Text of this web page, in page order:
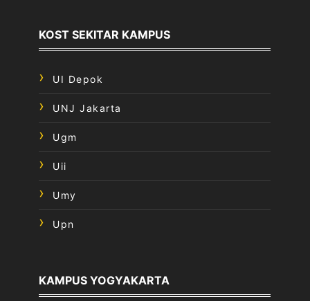
KOST SEKITAR KAMPUS
UI Depok
UNJ Jakarta
Ugm
Uii
Umy
Upn
KAMPUS YOGYAKARTA